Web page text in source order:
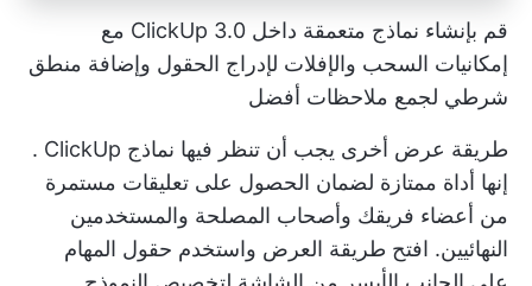
قم بإنشاء نماذج متعمقة داخل ClickUp 3.0 مع
إمكانيات السحب والإفلات لإدراج الحقول وإضافة منطق
شرطي لجمع ملاحظات أفضل
طريقة عرض أخرى يجب أن تنظر فيها نماذج ClickUp
.
إنها أداة ممتازة لضمان الحصول على تعليقات مستمرة
من أعضاء فريقك وأصحاب المصلحة والمستخدمين
النهائيين. افتح طريقة العرض واستخدم حقول المهام